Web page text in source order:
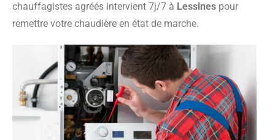
chauffagistes agréés intervient 7j/7 à Lessines pour
remettre votre chaudière en état de marche.